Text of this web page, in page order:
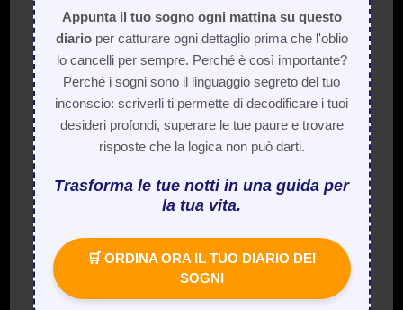
Appunta il tuo sogno ogni mattina su questo
diarioper catturare ogni dettaglio prima che l'oblio
lo cancelli per sempre. Perché è così importante?
Perché i sogni sono il linguaggio segreto del tuo
inconscio: scriverli ti permette di decodificare i tuoi
desideri profondi, superare le tue paure e trovare
risposte che la logica non può darti.
Trasforma le tue notti in una guida per
la tua vita.
🛒 ORDINA ORA IL TUO DIARIO DEI
SOGNI